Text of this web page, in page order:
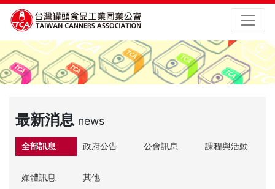
最新消息 news
全部訊息 政府公告 公會訊息 課程與活動
媒體訊息 其他